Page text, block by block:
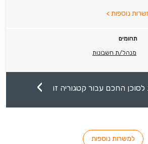
נוספות>
תחומים
מנהל/ת חשבונות
החכם עבור קטגוריה זו
למשרות נוספות